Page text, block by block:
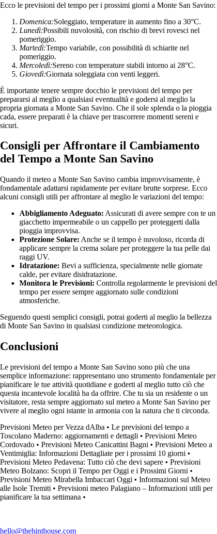
Ecco le previsioni del tempo per i prossimi giorni a Monte San Savino:
Domenica:Soleggiato, temperature in aumento fino a 30°C.
Lunedì:Possibili nuvolosità, con rischio di brevi rovesci nel
pomeriggio.
Martedì:Tempo variabile, con possibilità di schiarite nel
pomeriggio.
Mercoledì:Sereno con temperature stabili intorno ai 28°C.
Giovedì:Giornata soleggiata con venti leggeri.
È importante tenere sempre docchio le previsioni del tempo per
prepararsi al meglio a qualsiasi eventualità e godersi al meglio la
propria giornata a Monte San Savino. Che il sole splenda o la pioggia
cada, essere preparati è la chiave per trascorrere momenti sereni e
sicuri.
Consigli per Affrontare il Cambiamento
del Tempo a Monte San Savino
Quando il meteo a Monte San Savino cambia improvvisamente, è
fondamentale adattarsi rapidamente per evitare brutte sorprese. Ecco
alcuni consigli utili per affrontare al meglio le variazioni del tempo:
Abbigliamento Adeguato: Assicurati di avere sempre con te un
giacchetto impermeabile o un cappello per proteggerti dalla
pioggia improvvisa.
Protezione Solare: Anche se il tempo è nuvoloso, ricorda di
applicare sempre la crema solare per proteggere la tua pelle dai
raggi UV.
Idratazione: Bevi a sufficienza, specialmente nelle giornate
calde, per evitare disidratazione.
Monitora le Previsioni: Controlla regolarmente le previsioni del
tempo per essere sempre aggiornato sulle condizioni
atmosferiche.
Seguendo questi semplici consigli, potrai goderti al meglio la bellezza
di Monte San Savino in qualsiasi condizione meteorologica.
Conclusioni
Le previsioni del tempo a Monte San Savino sono più che una
semplice informazione: rappresentano uno strumento fondamentale per
pianificare le tue attività quotidiane e goderti al meglio tutto ciò che
questa incantevole località ha da offrire. Che tu sia un residente o un
visitatore, resta sempre aggiornato sul meteo a Monte San Savino per
vivere al meglio ogni istante in armonia con la natura che ti circonda.
Previsioni Meteo per Vezza dAlba • Le previsioni del tempo a
Toscolano Maderno: aggiornamenti e dettagli • Previsioni Meteo
Cordovado • Previsioni Meteo Canicattini Bagni • Previsioni Meteo a
Ventimiglia: Informazioni Dettagliate per i prossimi 10 giorni •
Previsioni Meteo Pedavena: Tutto ciò che devi sapere • Previsioni
Meteo Bolzano: Scopri il Tempo per Oggi e i Prossimi Giorni •
Previsioni Meteo Mirabella Imbaccari Oggi • Informazioni sul Meteo
alle Isole Tremiti • Previsioni meteo Palagiano – Informazioni utili per
pianificare la tua settimana •
hello@thehinthouse.com